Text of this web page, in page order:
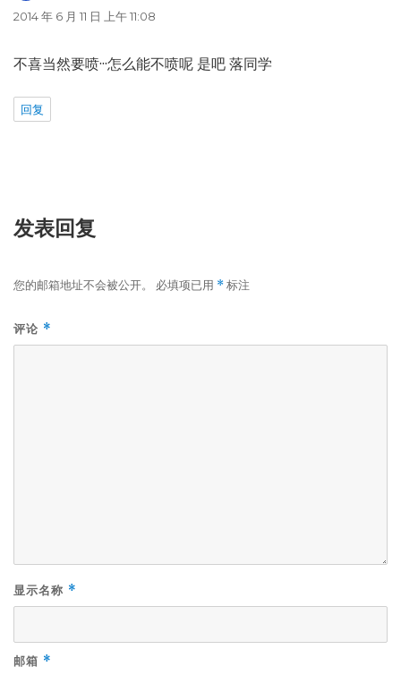
道：
2014 年 6 月 11 日 上午 11:08
不喜当然要喷···怎么能不喷呢 是吧 落同学
回复
发表回复
您的邮箱地址不会被公开。 必填项已用 *标注
评论 *
显示名称 *
邮箱 *